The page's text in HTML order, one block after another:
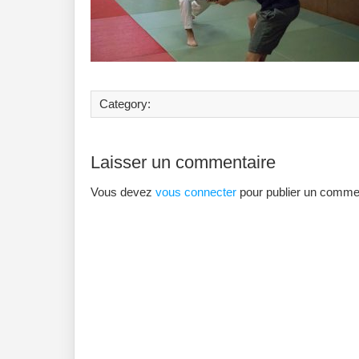
Category:
Laisser un commentaire
Vous devez vous connecter pour publier un